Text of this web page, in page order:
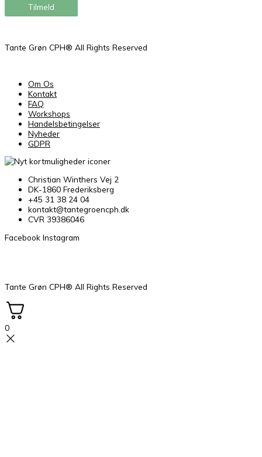
Tilmeld
Tante Grøn CPH® All Rights Reserved
Om Os
Kontakt
FAQ
Workshops
Handelsbetingelser
Nyheder
GDPR
Christian Winthers Vej 2
DK-1860 Frederiksberg
+45 31 38 24 04
kontakt@tantegroencph.dk
CVR 39386046
Facebook Instagram
Tante Grøn CPH® All Rights Reserved
0